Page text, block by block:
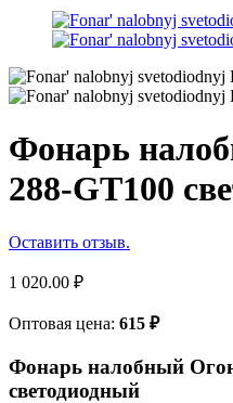
Фонарь
288-GT100
Оставить отзыв.
1 020.00 ₽
Оптовая цена: 615 ₽
Фонарь налобный
светодиодный